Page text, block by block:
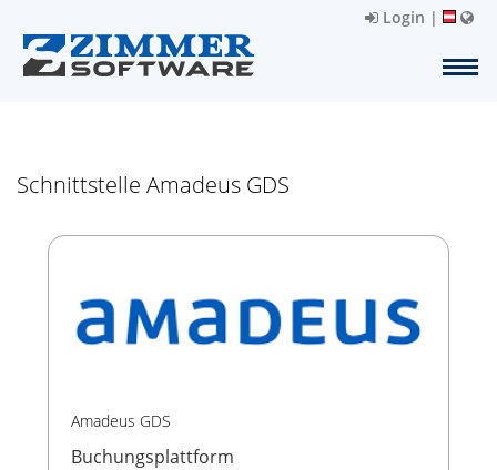
Login |
Schnittstelle Amadeus GDS
Amadeus GDS
Buchungsplattform